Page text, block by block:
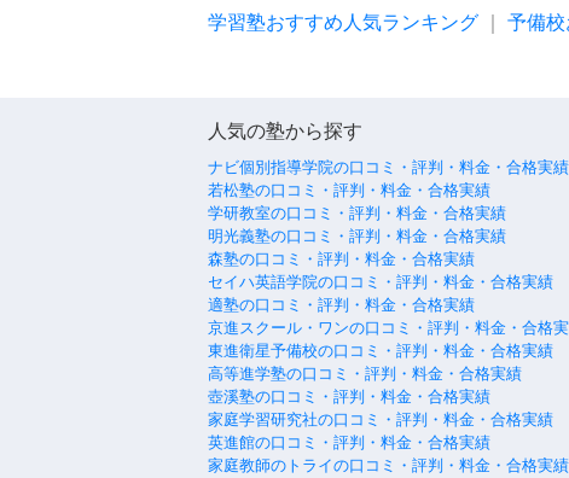
学習塾おすすめ人気ランキング 予備
人気の塾から探す
ナビ個別指導学院の口コミ・評判・料金・合格実績
若松塾の口コミ・評判・料金・合格実績
学研教室の口コミ・評判・料金・合格実績
明光義塾の口コミ・評判・料金・合格実績
森塾の口コミ・評判・料金・合格実績
セイハ英語学院の口コミ・評判・料金・合格実績
適塾の口コミ・評判・料金・合格実績
京進スクール・ワンの口コミ・評判・料金・合格
東進衛星予備校の口コミ・評判・料金・合格実績
高等進学塾の口コミ・評判・料金・合格実績
壺溪塾の口コミ・評判・料金・合格実績
家庭学習研究社の口コミ・評判・料金・合格実績
英進館の口コミ・評判・料金・合格実績
家庭教師のトライの口コミ・評判・料金・合格実績